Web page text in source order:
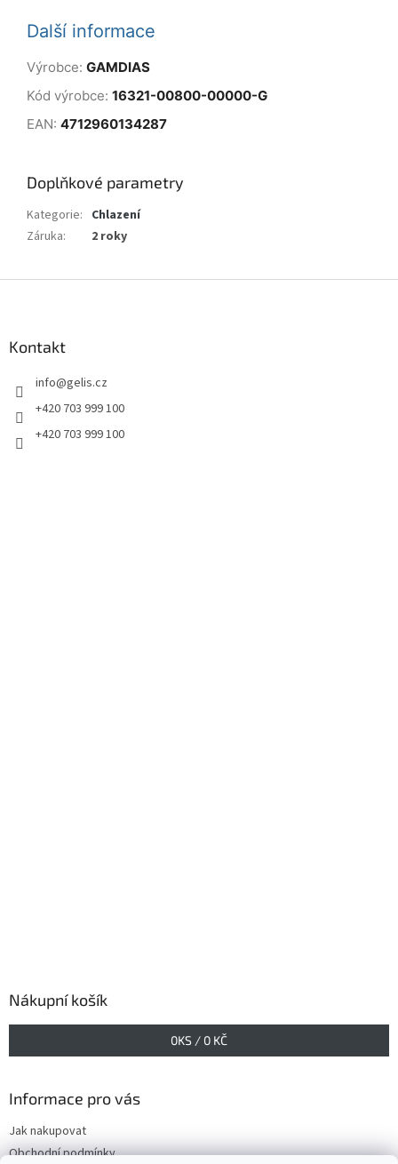
Další informace
Výrobce: GAMDIAS
Kód výrobce: 16321-00800-00000-G
EAN: 4712960134287
Doplňkové parametry
Kategorie: Chlazení
Záruka: 2 roky
Kontakt
info@gelis.cz
+420 703 999 100
+420 703 999 100
Nákupní košík
0KS / 0 KČ
Informace pro vás
Jak nakupovat
Obchodní podmínky